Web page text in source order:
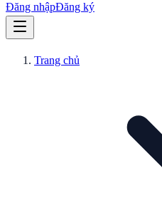
Đăng nhậpĐăng ký
Trang chủ